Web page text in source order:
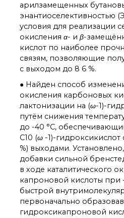
Внутренний сайт
ЯМР-центр ИОХ РАН
арилзамещенных
энантиоселективностью
условия для реализации
окисления α- и β-
кислот по наиболее
связям, позволяющие
с выходом до 8 6 %.
● Найден способ
окисления карбоновых
лактонизации на (ω-1)-
путём снижения
до -40 °C,
C10 (ω -1)-
%) выходами.
добавки сильной
в ходе каталитического
капроновой кислоты при
быстрой
первоначально
гидроксикапроновой